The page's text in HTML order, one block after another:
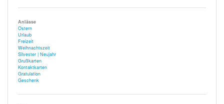
Anlässe
Ostern
Urlaub
Freizeit
Weihnachtszeit
Silvester | Neujahr
Grußkarten
Kontaktkarten
Gratulation
Geschenk